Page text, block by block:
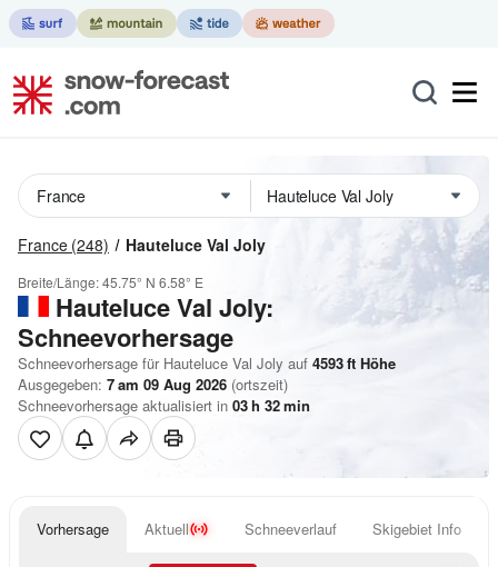
France (248) Hauteluce Val Joly
Breite/Länge:45.75° N 6.58° E
Hauteluce Val Joly:
Schneevorhersage
Schneevorhersage für Hauteluce Val Joly auf 4593ft Höhe
Ausgegeben: 7 am 09 Aug 2026 (ortszeit)
Schneevorhersage aktualisiert in 03h 32min
Vorhersage Aktuell Schneeverlauf Skigebiet Info